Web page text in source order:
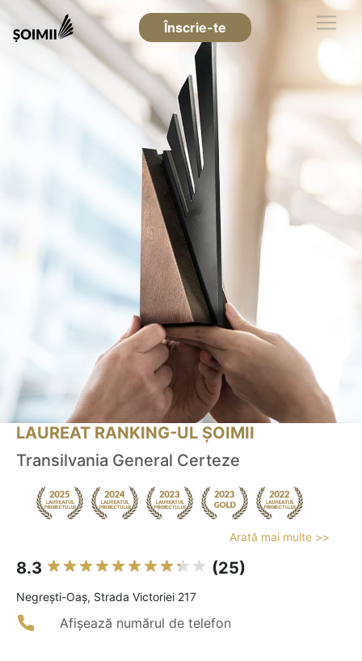
Înscrie-te
LAUREAT RANKING-UL ȘOIMII
Transilvania General Certeze
Arată mai multe >>
8.3 (25)
Negreşti-Oaş, Strada Victoriei 217
Afișează numărul de telefon